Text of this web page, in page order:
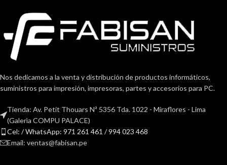
Nos dedicamos a la venta y distribución de productos informáticos,
suministros para impresión, impresoras, partes y accesorios para PC.
Tienda: Av. Petit Thouars Nª 5356 Tda. 1022 - Miraflores - Lima
(Galerìa COMPU PALACE)
Cel: / WhatsApp: 971 261 461 / 994 023 468
Email: ventas@fabisan.pe